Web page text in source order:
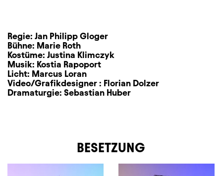
Regie: Jan Philipp Gloger
Bühne: Marie Roth
Kostüme: Justina Klimczyk
Musik: Kostia Rapoport
Licht: Marcus Loran
Video/Grafikdesigner : Florian Dolzer
Dramaturgie: Sebastian Huber
BESETZUNG